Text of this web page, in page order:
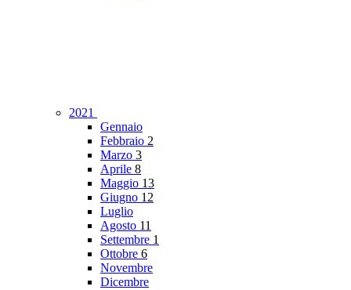
2021
Gennaio
Febbraio 2
Marzo 3
Aprile 8
Maggio 13
Giugno 12
Luglio
Agosto 11
Settembre 1
Ottobre 6
Novembre
Dicembre